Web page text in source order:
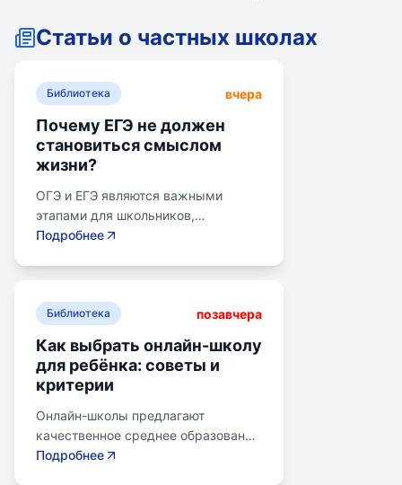
Статьи о частных школах
Библиотека вчера
Почему ЕГЭ не должен
становиться смыслом
жизни?
ОГЭ и ЕГЭ являются важными
этапами для школьников,
готовящихся к переходу на
старшего подросткового и
помогает детям развивать
личностные навыки, получать опыт
самоопределения и выбирать
профессию. В программе школы
уделяется внимание базовым
знаниям, учебным навыкам и
Подробнее
Библиотека позавчера
Как выбрать онлайн-школу
для ребёнка: советы и
критерии
Онлайн-школы предлагают
качественное среднее образование
без привязки к району. Важно
Подробнее